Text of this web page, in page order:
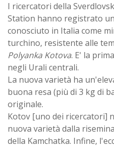
I ricercatori della
Station hanno registrato
conosciuto in Italia come
turchino, resistente alle
Polyanka Kotova. E' la
negli Urali centrali.
La nuova varietà ha
buona resa (più di 3 kg di
originale.
Kotov [uno dei ricercatori]
nuova varietà dalla
della Kamchatka. Infine,